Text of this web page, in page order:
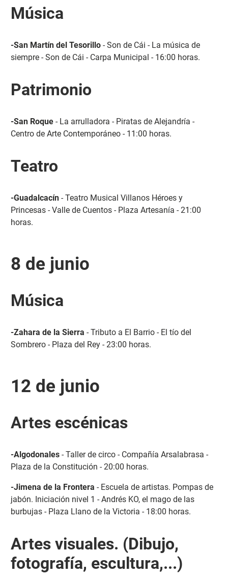
Música
-San Martín del Tesorillo- Son de Cái - La música de
siempre - Son de Cái - Carpa Municipal - 16:00 horas.
Patrimonio
-San Roque- La arrulladora - Piratas de Alejandría -
Centro de Arte Contemporáneo - 11:00 horas.
Teatro
-Guadalcacín- Teatro Musical Villanos Héroes y
Princesas - Valle de Cuentos - Plaza Artesanía - 21:00
horas.
8 de junio
Música
-Zahara de la Sierra - Tributo a El Barrio - El tío del
Sombrero - Plaza del Rey - 23:00 horas.
12 de junio
Artes escénicas
-Algodonales- Taller de circo - Compañía Arsalabrasa -
Plaza de la Constitución - 20:00 horas.
-Jimena de la Frontera - Escuela de artistas. Pompas de
jabón. Iniciación nivel 1 - Andrés KO, el mago de las
burbujas - Plaza Llano de la Victoria - 18:00 horas.
Artes visuales. (Dibujo,
fotografía, escultura,...)